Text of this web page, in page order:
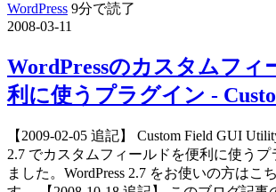
WordPress 9分で読了
2008-03-11
WordPressのカスタムフィ
利に使うプラグイン -
【2009-02-05 追記】 Custom Field GUI
2.7 でカスタムフィールドを便利に使うプ
ました。WordPress 2.7 をお使いの方はこ